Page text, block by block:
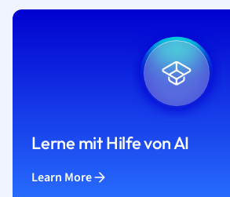
Lerne mit Hilfe von AI
Learn More